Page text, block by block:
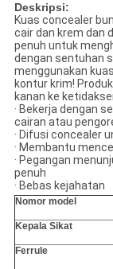
Deskripsi:
Kuas concealer
cair dan krem ​​dan
penuh untuk
dengan sentuhan
menggunakan
kontur krim!
kanan ke
· Bekerja dengan
cairan atau
· Difusi concealer
· Membantu
· Pegangan
penuh
· Bebas kejahatan
Nomor model
Kepala Sikat
Ferrule